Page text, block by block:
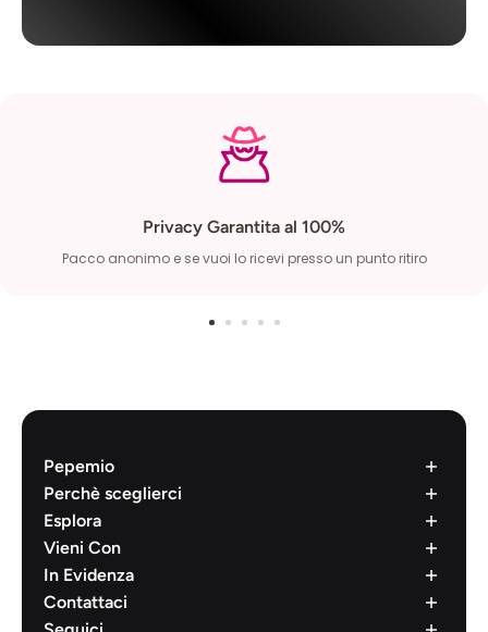
Privacy Garantita al 100%
Pacco anonimo e se vuoi lo ricevi presso un punto ritiro
Pepemio
Chi siamo
Lavora con noi
Condizione di vendita
Diritto di recesso
Privacy Policy
Cookie Policy
Perchè sceglierci
Cosa dicono di Noi
Prodotti di Qualità
Pacco 100% Anonimo
Spedizione in 24 Ore
Pagamenti Sicuri
Esplora
Brands
Il mio account
La mia lista desideri
Resi e cancellazioni
Vieni Con
Succhia Clitoride
Vibratori Rabbit
Dildo Realistico
In Evidenza
Lubrificanti
Preservativi
Contattaci
Scrivici